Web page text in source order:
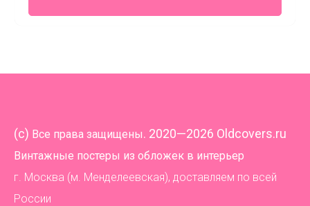
(c) Все права защищены. 2020—2026 Oldcovers.ru
Винтажные постеры из обложек в интерьер
г. Москва (м. Менделеевская), доставляем по всей
России